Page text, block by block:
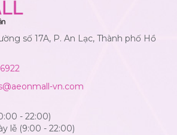
số 17A, P. An Lạc, Thành phố Hồ
vn.com
- 22:00)
lễ (9:00 - 22:00)